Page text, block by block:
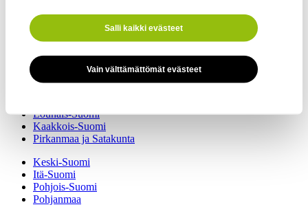
Salli kaikki evästeet
Vain välttämättömät evästeet
Viesti
Edustajamme auttavat kaikissa kiinteistöpesulaa koskevissa asioissa.
Lounais-Suomi
Kaakkois-Suomi
Pirkanmaa ja Satakunta
Keski-Suomi
Itä-Suomi
Pohjois-Suomi
Pohjanmaa